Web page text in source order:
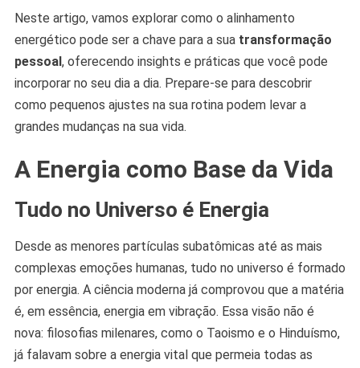
Neste artigo, vamos explorar como o alinhamento
energético pode ser a chave para a sua transformação
pessoal , oferecendo insights e práticas que você pode
incorporar no seu dia a dia. Prepare-se para descobrir
como pequenos ajustes na sua rotina podem levar a
grandes mudanças na sua vida.
A Energia como Base da Vida
Tudo no Universo é Energia
Desde as menores partículas subatômicas até as mais
complexas emoções humanas, tudo no universo é formado
por energia. A ciência moderna já comprovou que a matéria
é, em essência, energia em vibração. Essa visão não é
nova: filosofias milenares, como o Taoismo e o Hinduísmo,
já falavam sobre a energia vital que permeia todas as